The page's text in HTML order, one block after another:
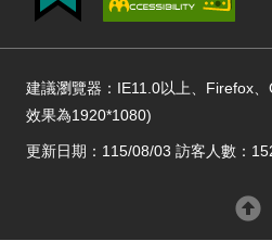
建議瀏覽器：IE11.0以上、Firefox
效果為1920*1080)
更新日期：115/08/03 訪客人數：